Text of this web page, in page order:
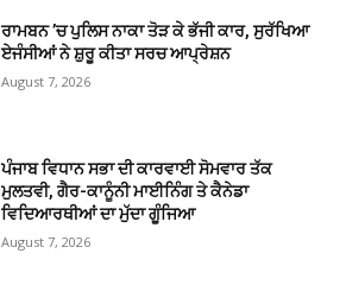
ਰਾਮਬਨ ’ਚ ਪੁਲਿਸ ਨਾਕਾ ਤੋੜ ਕੇ ਭੱਜੀ ਕਾਰ, ਸੁਰੱਖਿਆ
ਏਜੰਸੀਆਂ ਨੇ ਸ਼ੁਰੂ ਕੀਤਾ ਸਰਚ ਆਪ੍ਰੇਸ਼ਨ
August 7, 2026
ਪੰਜਾਬ ਵਿਧਾਨ ਸਭਾ ਦੀ ਕਾਰਵਾਈ ਸੋਮਵਾਰ ਤੱਕ
ਮੁਲਤਵੀ, ਗੈਰ-ਕਾਨੂੰਨੀ ਮਾਈਨਿੰਗ ਤੇ ਕੈਨੇਡਾ
ਵਿਦਿਆਰਥੀਆਂ ਦਾ ਮੁੱਦਾ ਗੂੰਜਿਆ
August 7, 2026